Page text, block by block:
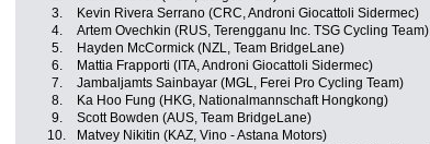
3.
Kevin Rivera Serrano (CRC, Androni Giocattoli Sidermec)
4.
Artem Ovechkin (RUS, Terengganu Inc. TSG Cycling Team)
5.
Hayden McCormick (NZL, Team BridgeLane)
6.
Mattia Frapporti (ITA, Androni Giocattoli Sidermec)
7.
Jambaljamts Sainbayar (MGL, Ferei Pro Cycling Team)
8.
Ka Hoo Fung (HKG, Nationalmannschaft Hongkong)
9.
Scott Bowden (AUS, Team BridgeLane)
10.
Matvey Nikitin (KAZ, Vino - Astana Motors)